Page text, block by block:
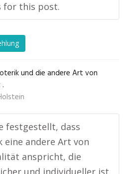
for this post.
und die andere Art von
festgestellt, dass
eine andere Art von
anspricht, die
und individueller ist.